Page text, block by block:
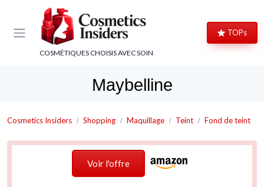
COSMÉTIQUES CHOISIS AVEC SOIN
TOPs
Maybelline
Cosmetics Insiders Shopping Maquillage Teint Fond de teint
Voir l'offre
Panneau de gestion des cookies